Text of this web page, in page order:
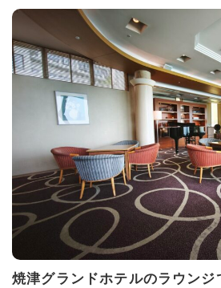
焼津グランドホテルのラウンジ